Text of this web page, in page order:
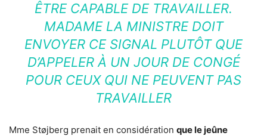
ÊTRE CAPABLE DE TRAVAILLER.
MADAME LA MINISTRE DOIT
ENVOYER CE SIGNAL PLUTÔT QUE
D’APPELER À UN JOUR DE CONGÉ
POUR CEUX QUI NE PEUVENT PAS
TRAVAILLER
Mme Støjberg prenait en considération que le jeûne